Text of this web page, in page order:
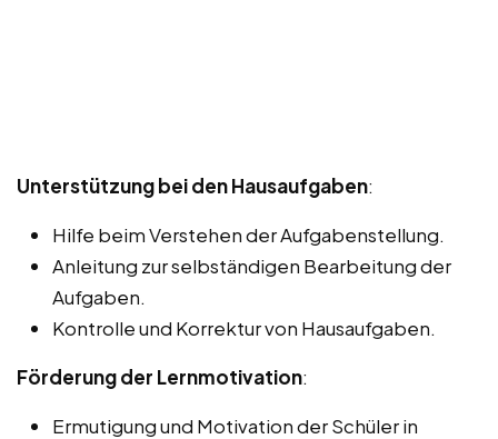
Unterstützung bei den Hausaufgaben:
Hilfe beim Verstehen der Aufgabenstellung.
Anleitung zur selbständigen Bearbeitung der
Aufgaben.
Kontrolle und Korrektur von Hausaufgaben.
Förderung der Lernmotivation:
Ermutigung und Motivation der Schüler in